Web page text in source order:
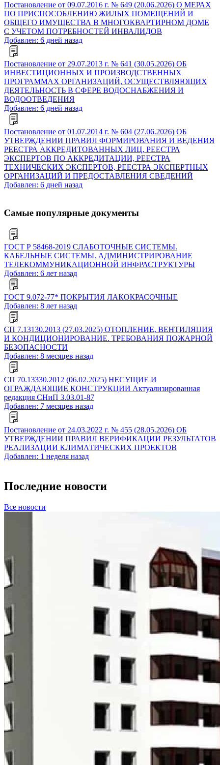
Постановление от 09.07.2016 г. № 649 (20.06.2026) О МЕРАХ
ПО ПРИСПОСОБЛЕНИЮ ЖИЛЫХ ПОМЕЩЕНИЙ И
ОБЩЕГО ИМУЩЕСТВА В МНОГОКВАРТИРНОМ ДОМЕ
С УЧЕТОМ ПОТРЕБНОСТЕЙ ИНВАЛИДОВ
Добавлен: 6 дней назад
Постановление от 29.07.2013 г. № 641 (30.05.2026) ОБ
ИНВЕСТИЦИОННЫХ И ПРОИЗВОДСТВЕННЫХ
ПРОГРАММАХ ОРГАНИЗАЦИЙ, ОСУЩЕСТВЛЯЮЩИХ
ДЕЯТЕЛЬНОСТЬ В СФЕРЕ ВОДОСНАБЖЕНИЯ И
ВОДООТВЕДЕНИЯ
Добавлен: 6 дней назад
Постановление от 01.07.2014 г. № 604 (27.06.2026) ОБ
УТВЕРЖДЕНИИ ПРАВИЛ ФОРМИРОВАНИЯ И ВЕДЕНИЯ
РЕЕСТРА АККРЕДИТОВАННЫХ ЛИЦ, РЕЕСТРА
ЭКСПЕРТОВ ПО АККРЕДИТАЦИИ, РЕЕСТРА
ТЕХНИЧЕСКИХ ЭКСПЕРТОВ, РЕЕСТРА ЭКСПЕРТНЫХ
ОРГАНИЗАЦИЙ И ПРЕДОСТАВЛЕНИЯ СВЕДЕНИЙ
Добавлен: 6 дней назад
Самые популярные документы
ГОСТ Р 58468-2019 СЛАБОТОЧНЫЕ СИСТЕМЫ.
КАБЕЛЬНЫЕ СИСТЕМЫ. АДМИНИСТРИРОВАНИЕ
ТЕЛЕКОММУНИКАЦИОННОЙ ИНФРАСТРУКТУРЫ
Добавлен: 6 лет назад
ГОСТ 9.072-77* ПОКРЫТИЯ ЛАКОКРАСОЧНЫЕ
Добавлен: 8 лет назад
СП 7.13130.2013 (27.03.2025) ОТОПЛЕНИЕ, ВЕНТИЛЯЦИЯ
И КОНДИЦИОНИРОВАНИЕ. ТРЕБОВАНИЯ ПОЖАРНОЙ
БЕЗОПАСНОСТИ
Добавлен: 8 месяцев назад
СП 70.13330.2012 (06.02.2025) НЕСУЩИЕ И
ОГРАЖДАЮЩИЕ КОНСТРУКЦИИ Актуализированная
редакция СНиП 3.03.01-87
Добавлен: 7 месяцев назад
Постановление от 24.03.2022 г. № 455 (28.05.2026) ОБ
УТВЕРЖДЕНИИ ПРАВИЛ ВЕРИФИКАЦИИ РЕЗУЛЬТАТОВ
РЕАЛИЗАЦИИ КЛИМАТИЧЕСКИХ ПРОЕКТОВ
Добавлен: 1 неделя назад
Последние новости
Все новости